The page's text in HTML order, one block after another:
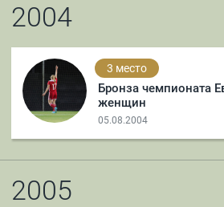
2004
3 место
Бронза чемпионата
женщин
05.08.2004
2005